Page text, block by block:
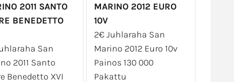
2011 SANTO
BENEDETTO
San
2011 Santo
Benedetto XVI
MARINO 2012 EURO
10V
2€ Juhlaraha San
Marino 2012 Euro 10v
Painos 130 000
Pakattu